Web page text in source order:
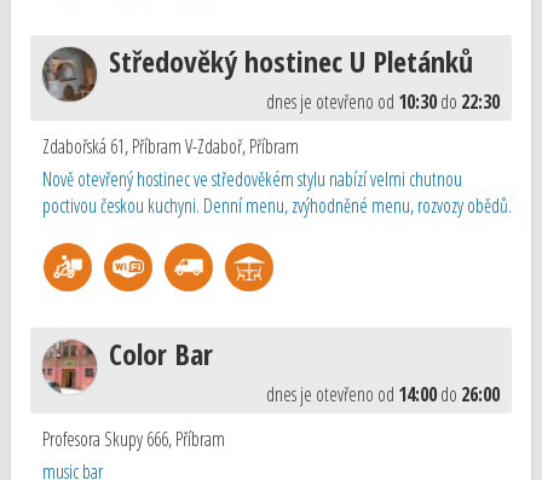
Středověký hostinec U Pletánků
dnes je otevřeno od 10:30do 22:30
Zdabořská 61, Příbram V-Zdaboř,Příbram
Nově otevřený hostinec ve středověkém stylu nabízí velmi chutnou
poctivou českou kuchyni. Denní menu, zvýhodněné menu, rozvozy obědů.
Color Bar
dnes je otevřeno od 14:00do 26:00
Profesora Skupy 666,Příbram
music bar